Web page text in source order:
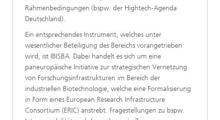
Rahmenbedingungen (bspw. der Hightech-Agenda
Deutschland).
Ein entsprechendes Instrument, welches unter
wesentlicher Beteiligung des Bereichs vorangetrieben
wird, ist IBISBA. Dabei handelt es sich um eine
paneuropäische Initiative zur strategischen Vernetzung
von Forschungsinfrastrukturen im Bereich der
industriellen Biotechnologie, welche eine Formalisierung
in Form eines European Research Infrastructure
Consortium (ERIC) anstrebt. Fragestellungen zu bspw.